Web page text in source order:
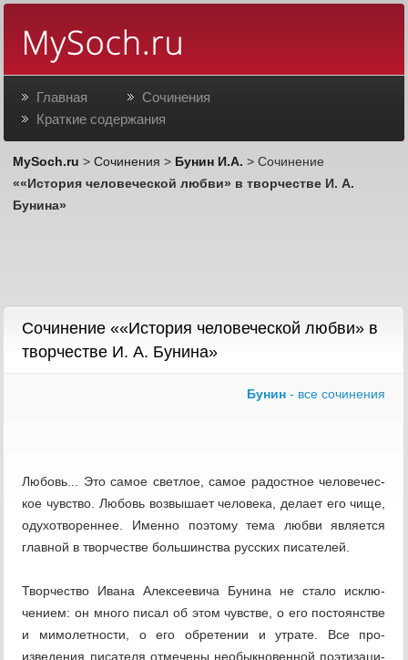
Главная
Сочинения
Краткие содержания
MySoch.ru >Сочинения > Бунин И.А. > Сочинение
««История человеческой любви» в творчестве И. А.
Бунина»
Сочинение ««История человеческой любви» в
творчестве И. А. Бунина»
Бунин - все сочинения
Любовь... Это самое светлое, самое радостное человечес­
кое чувство. Любовь возвышает человека, делает его чище,
одухотвореннее. Именно поэтому тема любви является
главной в творчестве большинства русских писателей.
Творчество Ивана Алексеевича Бунина не стало исклю­
чением: он много писал об этом чувстве, о его постоян­стве
и мимолетности, о его обретении и утрате. Все про­
изведения писателя отмечены необыкновенной поэтизаци­